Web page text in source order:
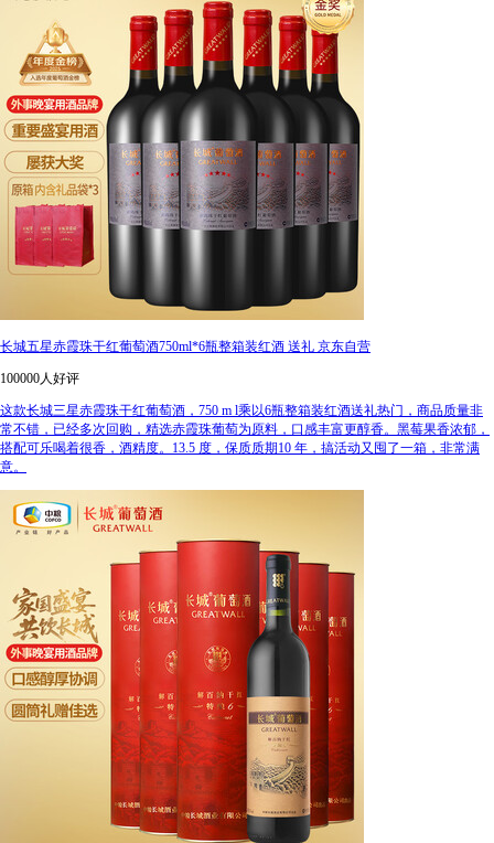
长城五星赤霞珠干红葡萄酒750ml*6瓶整箱装红酒 送礼 京东自营
100000人好评
这款长城三星赤霞珠干红葡萄酒，750 m l乘以6瓶整箱装红酒送礼热门，商品质量非
常不错，已经多次回购，精选赤霞珠葡萄为原料，口感丰富更醇香。黑莓果香浓郁，
搭配可乐喝着很香，酒精度。13.5 度，保质质期10 年，搞活动又囤了一箱，非常满
意。